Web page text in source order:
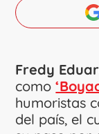
Fredy
como
humoristas
del país, el